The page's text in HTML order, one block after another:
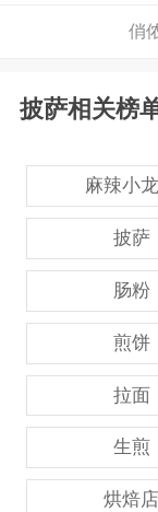
司巢湖分公司
牌。
俏
披萨相关榜
麻辣小
披萨
肠粉
煎饼
拉面
生煎
烘焙店